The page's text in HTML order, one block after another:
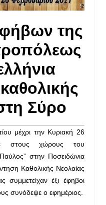
της
Σύρο
μέχρι την Κυριακή 26
στους χώρους του
στην Ποσειδώνια
Καθολικής Νεολαίας
έξι έφηβοι
συνόδεψε ο εφημέριος.